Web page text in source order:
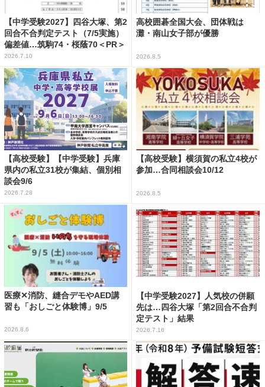
【中学受験2027】四谷大塚、第2
回合不合判定テスト（7/5実施）
偏差値…筑駒74・桜蔭70＜PR＞
2026.7.10
高校囲碁全国大会、団体戦は
灘・南山女子部が優勝
2026.8.5
【高校受験】【中学受験】兵庫
県内の私立31校が集結、個別相
談会9/6
2026.7.28
【高校受験】横須賀の私立4校が
参加…合同相談会10/12
2026.8.5
医療✕消防、縫合デモやAED講
習も「おしごと体験博」9/5
2026.8.6
【中学受験2027】人気校の併願
先は…四谷大塚「第2回合不合判
定テスト」結果
2026.7.16